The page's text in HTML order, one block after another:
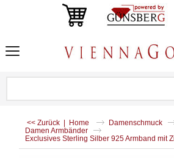
<< Zurück | Home
Damenschmuck
Damen Armbänder
Exclusives Sterling Silber 925 Armband mit